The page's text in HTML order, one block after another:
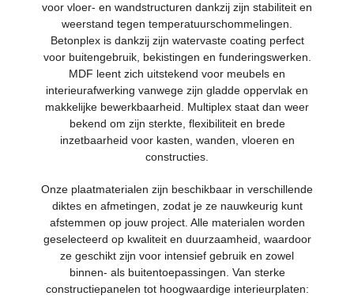
voor vloer- en wandstructuren dankzij zijn stabiliteit en
weerstand tegen temperatuurschommelingen.
Betonplex is dankzij zijn watervaste coating perfect
voor buitengebruik, bekistingen en funderingswerken.
MDF leent zich uitstekend voor meubels en
interieurafwerking vanwege zijn gladde oppervlak en
makkelijke bewerkbaarheid. Multiplex staat dan weer
bekend om zijn sterkte, flexibiliteit en brede
inzetbaarheid voor kasten, wanden, vloeren en
constructies.
Onze plaatmaterialen zijn beschikbaar in verschillende
diktes en afmetingen, zodat je ze nauwkeurig kunt
afstemmen op jouw project. Alle materialen worden
geselecteerd op kwaliteit en duurzaamheid, waardoor
ze geschikt zijn voor intensief gebruik en zowel
binnen- als buitentoepassingen. Van sterke
constructiepanelen tot hoogwaardige interieurplaten: